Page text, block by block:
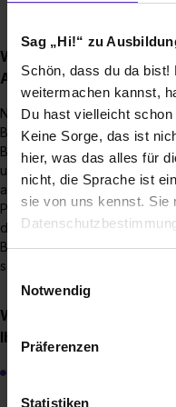
Sag „Hi!“ zu
Schön, dass du da bist!
weitermachen kannst,
Du hast vielleicht
Keine Sorge, das ist
hier, was das alles für
nicht, die Sprache ist
sie von uns kennst. Sie
Benutzung der
Webseite zu analysieren
Notwendig
Präferenzen
Statistiken
Wie sieht der
Ausbildungsstelle bei
Nach der schriftlichen
Bewerbungsgespräch,
Bild von den Bewerbern zu
unser Unternehmen näher
auf ein erfolgreiches
Probearbeiten oder ein
den Bewerbern einen
Berufsbild zu geben und
sehen.
Wie viele
Ihnen ausgeschrieben?